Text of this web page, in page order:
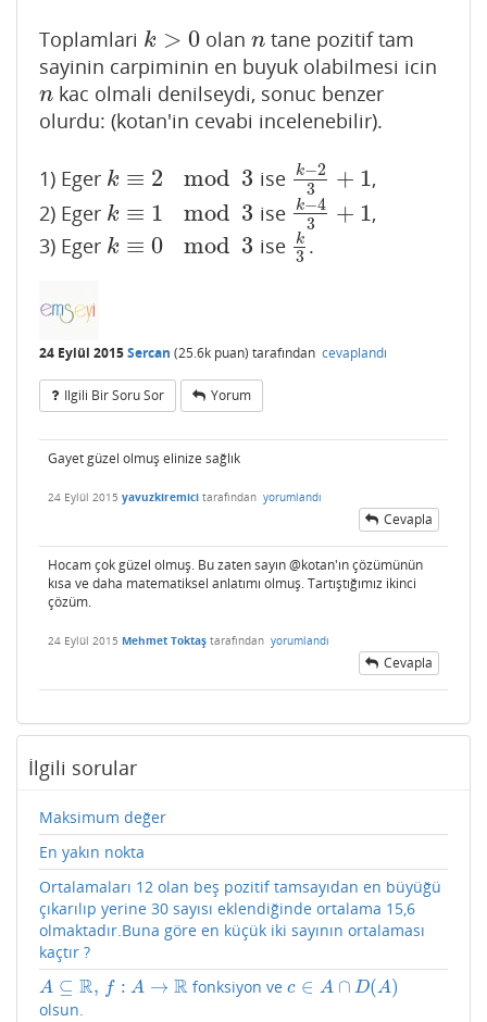
Toplamlari k > 0
k> 0 olann
n tane pozitif tam
sayinin carpiminin en buyuk olabilmesi icin
n
nkac olmali denilseydi, sonuc benzer
olurdu: (kotan'in cevabi incelenebilir).
1) Eger k ≡ 2 mod 3
k≡2mod 3 ise k−2
3
+ 1
k−23 +1
,
2) Eger k ≡ 1 mod 3
k≡1mod 3 ise k−4
3
+ 1
k−43 +1
,
3) Eger k ≡ 0 mod 3
k≡0mod 3 ise k
3
k3.
24 Eylül 2015Sercan (25.6k puan) tarafından cevaplandı
Ilgili Bir Soru Sor Yorum
Gayet güzel olmuş elinize sağlık
24 Eylül 2015 yavuzkiremici tarafından yorumlandı
Cevapla
Hocam çok güzel olmuş. Bu zaten sayın @kotan'ın çözümünün
kısa ve daha matematiksel anlatımı olmuş. Tartıştığımız ikinci
çözüm.
24 Eylül 2015 Mehmet Toktaş tarafından yorumlandı
Cevapla
İlgili sorular
Maksimum değer
En yakın nokta
Ortalamaları 12 olan beş pozitif tamsayıdan en büyüğü
çıkarılıp yerine 30 sayısı eklendiğinde ortalama 15,6
olmaktadır.Buna göre en küçük iki sayının ortalaması
kaçtır ?
A ⊆ R,
A⊆R f : A → R
f:A→R fonksiyon vec ∈ A ∩ D(A)
c∈A ∩D(A )
olsun.